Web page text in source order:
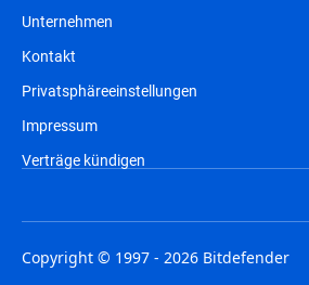
Unternehmen
Kontakt
Privatsphäreeinstellungen
Impressum
Verträge kündigen
Copyright © 1997 - 2026 Bitdefender